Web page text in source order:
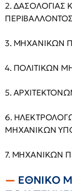
2. ΔΑΣΟΛΟΓΙΑΣ
3. ΜΗΧΑΝΙΚΩΝ
4. ΠΟΛΙΤΙΚΩΝ
5.
6.
ΜΗΧΑΝΙΚΩΝ
7. ΜΗΧΑΝΙΚΩΝ
ΕΘΝΙΚΟ